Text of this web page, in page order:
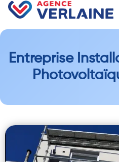
Entreprise